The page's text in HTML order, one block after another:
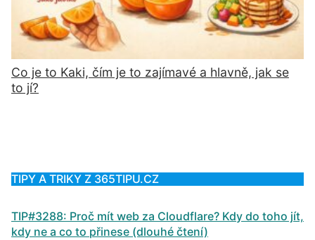
Co je to Kaki, čím je to zajímavé a hlavně, jak se
to jí?
TIPY A TRIKY Z 365TIPU.CZ
TIP#3288: Proč mít web za Cloudflare? Kdy do toho jít,
kdy ne a co to přinese (dlouhé čtení)